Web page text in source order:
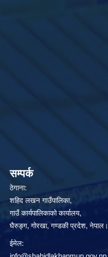
सम्पर्क
ठेगाना:
शहिद लखन गाउँपालिका,
गाउँ कार्यपालिकाको कार्यालय,
घैरुङ्ग, गोरखा, गण्डकी प्रदेश, नेपाल।
ईमेल: